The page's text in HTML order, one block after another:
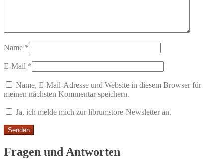
Name *
E-Mail *
Name, E-Mail-Adresse und Website in diesem Browser für
meinen nächsten Kommentar speichern.
Ja, ich melde mich zur librumstore-Newsletter an.
Fragen und Antworten